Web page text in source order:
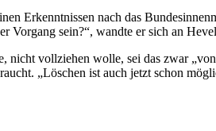
Erkenntnissen nach das
Vorgang sein?“, wandte er sich an
vollziehen wolle, sei das zwar
„Löschen ist auch jetzt schon